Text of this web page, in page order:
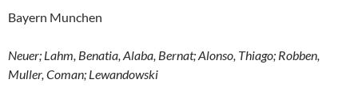
Bayern Munchen
Neuer; Lahm, Benatia, Alaba, Bernat; Alonso, Thiago; Robben,
Muller, Coman; Lewandowski